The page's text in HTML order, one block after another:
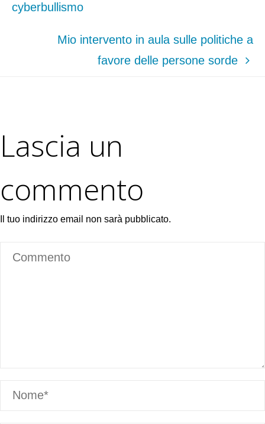
cyberbullismo
Mio intervento in aula sulle politiche a
favore delle persone sorde
Lascia un
commento
Il tuo indirizzo email non sarà pubblicato.